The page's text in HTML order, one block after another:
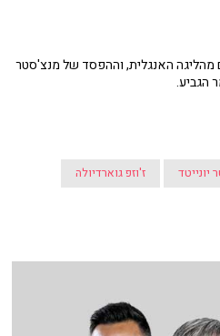
עם העדכונים מהליגה האנגלית, וההפסד של מנצ'סטר
יונייטד
ז'וזפ גוארדיולה